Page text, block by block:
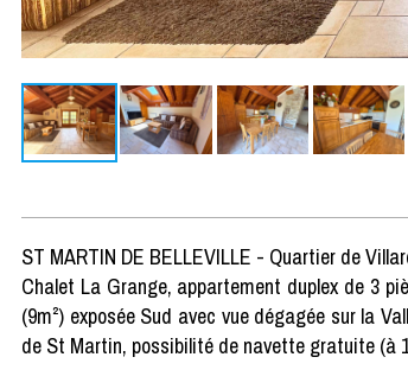
ST MARTIN DE BELLEVILLE - Quartier de
Chalet La Grange, appartement duplex de 3
(9m²) exposée Sud avec vue dégagée sur la
de St Martin, possibilité de navette gratuite (à